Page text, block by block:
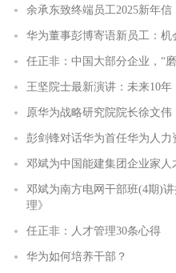
余承东致终端员工2025新年
华为董事彭博寄语新员工：
任正非：中国大部分企业，“
王坚院士最新演讲：未来10
原华为战略研究院院长徐文伟
彭剑锋对话华为首任华为人力
邓斌为中国能建集团企业家
邓斌为南方电网干部班(4期)
理》
任正非：人才管理30条心得
华为如何培养干部？